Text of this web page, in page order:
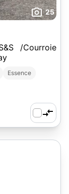
25
/Courroie
Essence